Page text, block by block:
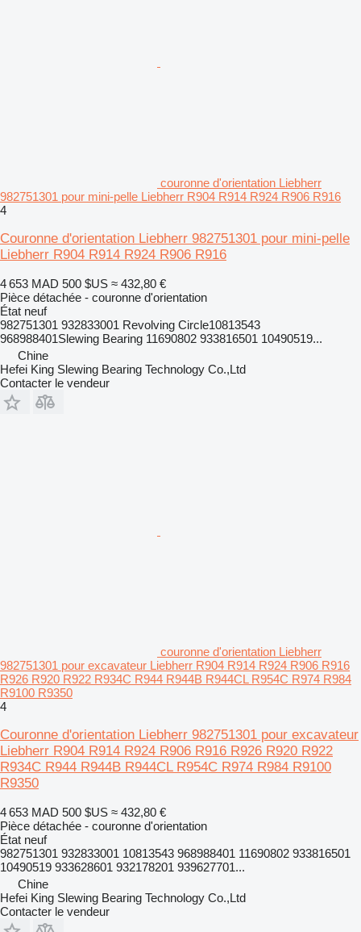
couronne d'orientation Liebherr
982751301 pour mini-pelle Liebherr R904 R914 R924 R906 R916
4
Couronne d'orientation Liebherr 982751301 pour mini-pelle
Liebherr R904 R914 R924 R906 R916
4 653 MAD 500 $US ≈ 432,80 €
Pièce détachée - couronne d'orientation
État neuf
982751301 932833001 Revolving Circle10813543
968988401Slewing Bearing 11690802 933816501 10490519...
Chine
Hefei King Slewing Bearing Technology Co.,Ltd
Contacter le vendeur
couronne d'orientation Liebherr
982751301 pour excavateur Liebherr R904 R914 R924 R906 R916
R926 R920 R922 R934C R944 R944B R944CL R954C R974 R984
R9100 R9350
4
Couronne d'orientation Liebherr 982751301 pour excavateur
Liebherr R904 R914 R924 R906 R916 R926 R920 R922
R934C R944 R944B R944CL R954C R974 R984 R9100
R9350
4 653 MAD 500 $US ≈ 432,80 €
Pièce détachée - couronne d'orientation
État neuf
982751301 932833001 10813543 968988401 11690802 933816501
10490519 933628601 932178201 939627701...
Chine
Hefei King Slewing Bearing Technology Co.,Ltd
Contacter le vendeur